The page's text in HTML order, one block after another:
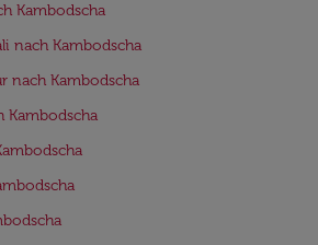
Kambodscha
nach Kambodscha
nach Kambodscha
Kambodscha